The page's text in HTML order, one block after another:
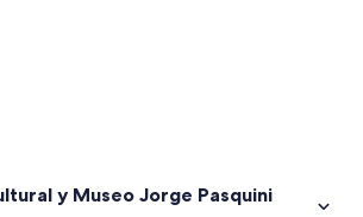
y Museo Jorge Pasquini